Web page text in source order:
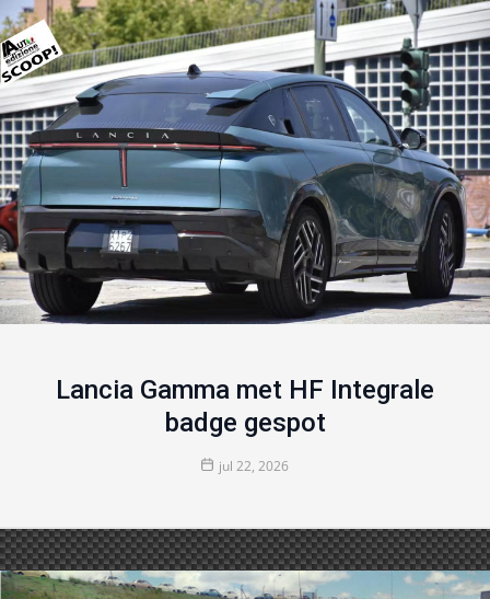
Lancia Gamma met HF Integrale
badge gespot
jul 22, 2026